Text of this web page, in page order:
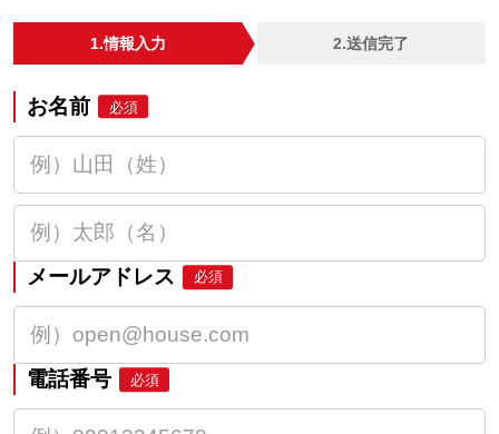
1.情報入力 2.送信完了
お名前 必須
メールアドレス 必須
電話番号 必須